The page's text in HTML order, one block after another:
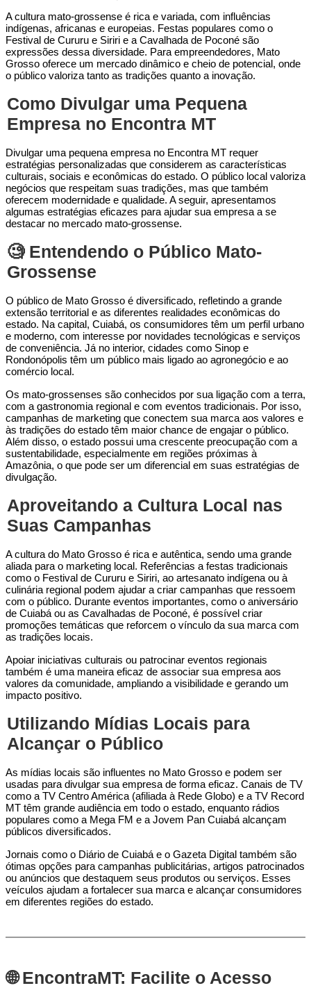
A cultura mato-grossense é rica e variada, com influências
indígenas, africanas e europeias. Festas populares como o
Festival de Cururu e Siriri e a Cavalhada de Poconé são
expressões dessa diversidade. Para empreendedores, Mato
Grosso oferece um mercado dinâmico e cheio de potencial, onde
o público valoriza tanto as tradições quanto a inovação.
Como Divulgar uma Pequena
Empresa no Encontra MT
Divulgar uma pequena empresa no Encontra MT requer
estratégias personalizadas que considerem as características
culturais, sociais e econômicas do estado. O público local valoriza
negócios que respeitam suas tradições, mas que também
oferecem modernidade e qualidade. A seguir, apresentamos
algumas estratégias eficazes para ajudar sua empresa a se
destacar no mercado mato-grossense.
🧐 Entendendo o Público Mato-
Grossense
O público de Mato Grosso é diversificado, refletindo a grande
extensão territorial e as diferentes realidades econômicas do
estado. Na capital, Cuiabá, os consumidores têm um perfil urbano
e moderno, com interesse por novidades tecnológicas e serviços
de conveniência. Já no interior, cidades como Sinop e
Rondonópolis têm um público mais ligado ao agronegócio e ao
comércio local.
Os mato-grossenses são conhecidos por sua ligação com a terra,
com a gastronomia regional e com eventos tradicionais. Por isso,
campanhas de marketing que conectem sua marca aos valores e
às tradições do estado têm maior chance de engajar o público.
Além disso, o estado possui uma crescente preocupação com a
sustentabilidade, especialmente em regiões próximas à
Amazônia, o que pode ser um diferencial em suas estratégias de
divulgação.
Aproveitando a Cultura Local nas
Suas Campanhas
A cultura do Mato Grosso é rica e autêntica, sendo uma grande
aliada para o marketing local. Referências a festas tradicionais
como o Festival de Cururu e Siriri, ao artesanato indígena ou à
culinária regional podem ajudar a criar campanhas que ressoem
com o público. Durante eventos importantes, como o aniversário
de Cuiabá ou as Cavalhadas de Poconé, é possível criar
promoções temáticas que reforcem o vínculo da sua marca com
as tradições locais.
Apoiar iniciativas culturais ou patrocinar eventos regionais
também é uma maneira eficaz de associar sua empresa aos
valores da comunidade, ampliando a visibilidade e gerando um
impacto positivo.
Utilizando Mídias Locais para
Alcançar o Público
As mídias locais são influentes no Mato Grosso e podem ser
usadas para divulgar sua empresa de forma eficaz. Canais de TV
como a TV Centro América (afiliada à Rede Globo) e a TV Record
MT têm grande audiência em todo o estado, enquanto rádios
populares como a Mega FM e a Jovem Pan Cuiabá alcançam
públicos diversificados.
Jornais como o Diário de Cuiabá e o Gazeta Digital também são
ótimas opções para campanhas publicitárias, artigos patrocinados
ou anúncios que destaquem seus produtos ou serviços. Esses
veículos ajudam a fortalecer sua marca e alcançar consumidores
em diferentes regiões do estado.
🌐 EncontraMT: Facilite o Acesso